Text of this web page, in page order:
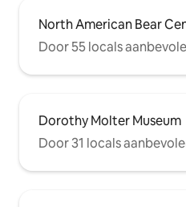
North American Bear
Door 55 locals
Dorothy Molter Museum
Door 31 locals